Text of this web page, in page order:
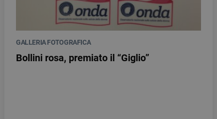
GALLERIA FOTOGRAFICA
Bollini rosa, premiato il “Giglio”